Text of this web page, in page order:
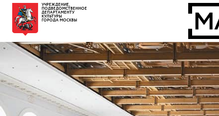
УЧРЕЖДЕНИЕ,
ПОДВЕДОМСТВЕННОЕ
ДЕПАРТАМЕНТУ
КУЛЬТУРЫ
ГОРОДА МОСКВЫ